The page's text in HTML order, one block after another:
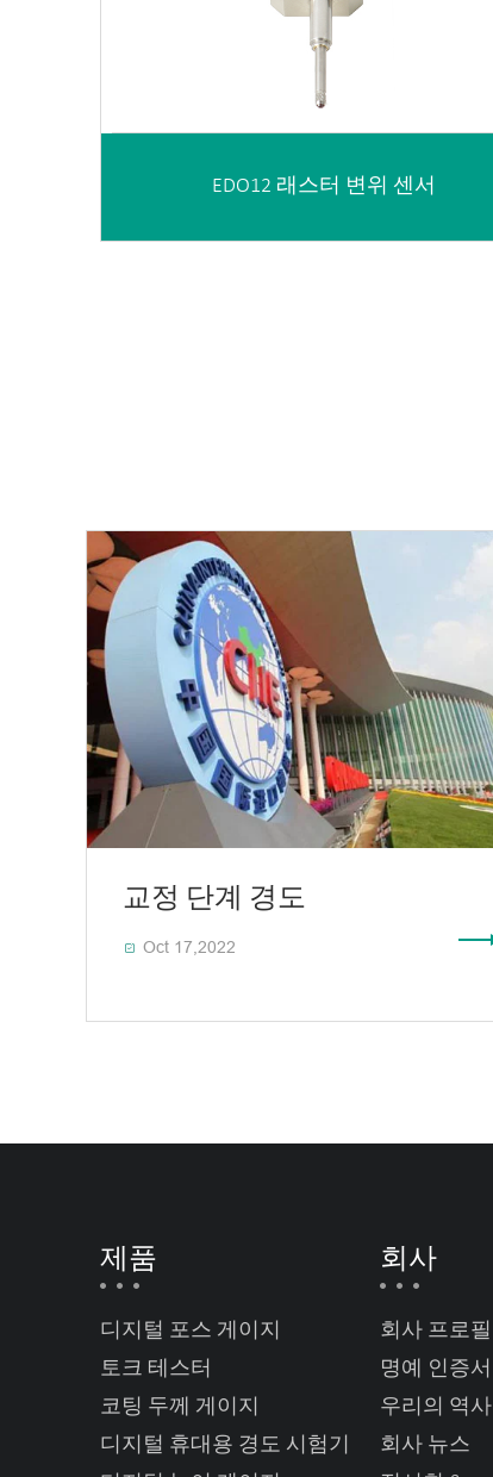
EDO12 래스터 변위 센서
교정 단계 경도
 Oct 17,2022
제품
디지털 포스 게이지
토크 테스터
코팅 두께 게이지
디지털 휴대용 경도 시험기
회사
회사 프로필
명예 인증서
우리의 역사
회사 뉴스